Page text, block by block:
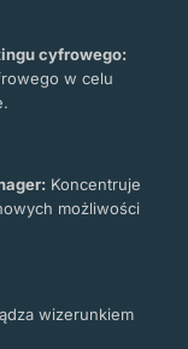
cyfrowego:
w celu
Koncentruje
możliwości
wizerunkiem